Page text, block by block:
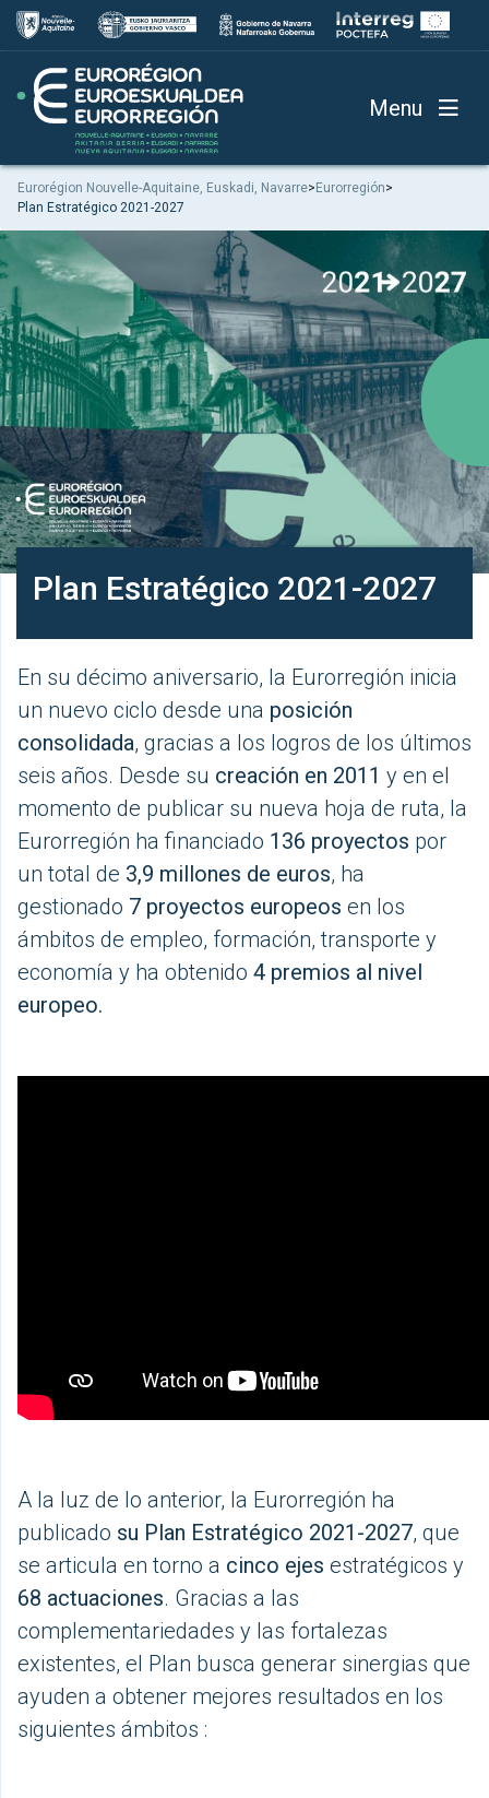
Menu
Eurorégion Nouvelle-Aquitaine, Euskadi, Navarre> Eurorregión>
Plan Estratégico 2021-2027
Plan Estratégico 2021-2027
En su décimo aniversario, la Eurorregión inicia
un nuevo ciclo desde una posición
consolidada, gracias a los logros de los últimos
seis años. Desde su creación en 2011 y en el
momento de publicar su nueva hoja de ruta, la
Eurorregión ha financiado 136 proyectos por
un total de 3,9 millones de euros, ha
gestionado 7 proyectos europeos en los
ámbitos de empleo, formación, transporte y
economía y ha obtenido 4 premios al nivel
europeo.
A la luz de lo anterior, la Eurorregión ha
publicado su Plan Estratégico 2021-2027, que
se articula en torno a cinco ejes estratégicos y
68 actuaciones. Gracias a las
complementariedades y las fortalezas
existentes, el Plan busca generar sinergias que
ayuden a obtener mejores resultados en los
siguientes ámbitos :